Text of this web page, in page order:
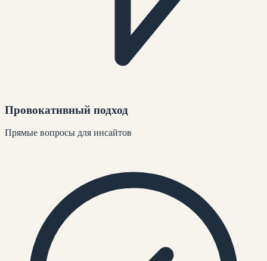
Провокативный подход
Прямые вопросы для инсайтов